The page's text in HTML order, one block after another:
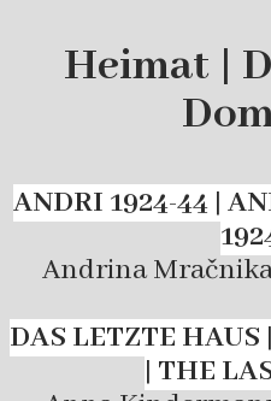
Heimat |
ANDRI 1924-44 |
Andrina
DAS LETZTE
| THE